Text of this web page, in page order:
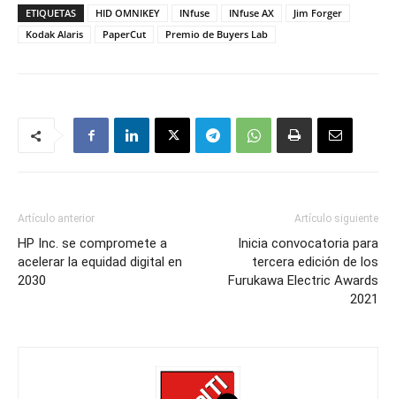
ETIQUETAS HID OMNIKEY INfuse INfuse AX
Jim Forger
Kodak Alaris
PaperCut Premio de Buyers Lab
Artículo anterior
HP Inc. se compromete a
acelerar la equidad digital en
2030
Artículo siguiente
Inicia convocatoria para
tercera edición de los
Furukawa Electric Awards
2021